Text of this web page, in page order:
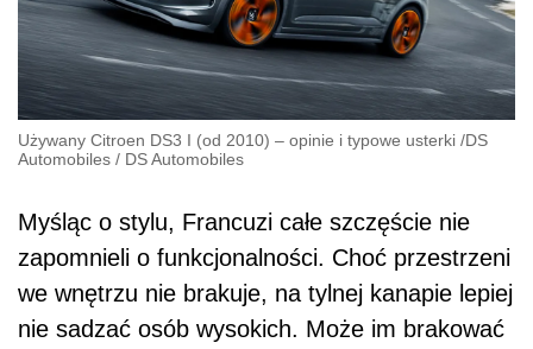
Używany Citroen DS3 I (od 2010) – opinie i typowe usterki /DS
Automobiles / DS Automobiles
Myśląc o stylu, Francuzi całe szczęście nie
zapomnieli o funkcjonalności. Choć przestrzeni
we wnętrzu nie brakuje, na tylnej kanapie lepiej
nie sadzać osób wysokich. Może im brakować